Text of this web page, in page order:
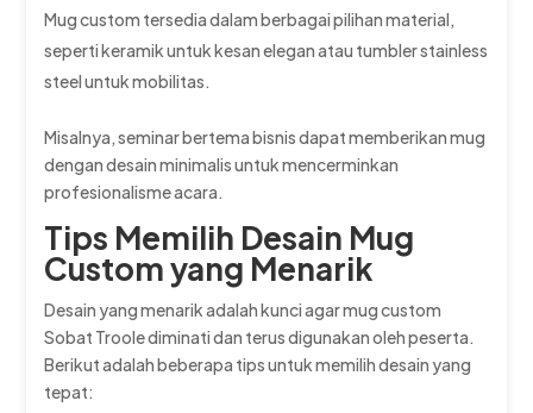
Mug custom tersedia dalam berbagai pilihan material,
seperti keramik untuk kesan elegan atau tumbler stainless
steel untuk mobilitas.
Misalnya, seminar bertema bisnis dapat memberikan mug
dengan desain minimalis untuk mencerminkan
profesionalisme acara.
Tips Memilih Desain Mug
Custom yang Menarik
Desain yang menarik adalah kunci agar mug custom
Sobat Troole diminati dan terus digunakan oleh peserta.
Berikut adalah beberapa tips untuk memilih desain yang
tepat: